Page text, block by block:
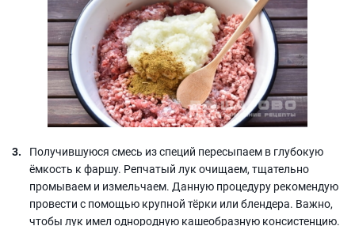
Получившуюся смесь из специй пересыпаем в глубокую
ёмкость к фаршу. Репчатый лук очищаем, тщательно
промываем и измельчаем. Данную процедуру рекомендую
провести с помощью крупной тёрки или блендера. Важно,
чтобы лук имел однородную кашеобразную консистенцию.